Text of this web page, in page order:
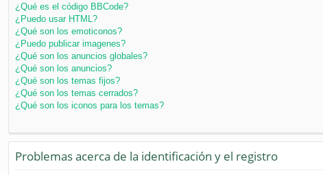
¿Qué es el código BBCode?
¿Puedo usar HTML?
¿Qué son los emoticonos?
¿Puedo publicar imagenes?
¿Qué son los anuncios globales?
¿Qué son los anuncios?
¿Qué son los temas fijos?
¿Qué son los temas cerrados?
¿Qué son los iconos para los temas?
Problemas acerca de la identificación y el registro